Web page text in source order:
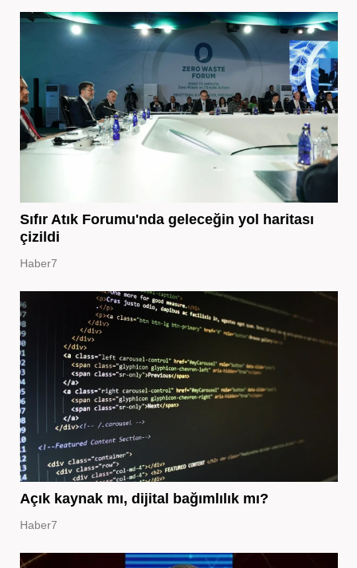
Sıfır Atık Forumu'nda geleceğin yol haritası
çizildi
Haber7
Açık kaynak mı, dijital bağımlılık mı?
Haber7